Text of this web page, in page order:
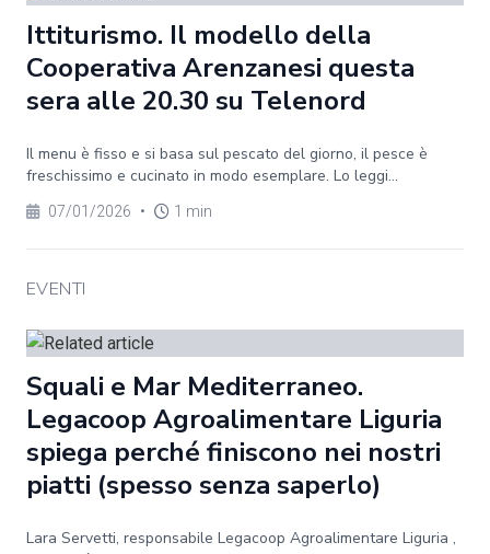
Ittiturismo. Il modello della
Cooperativa Arenzanesi questa
sera alle 20.30 su Telenord
Il menu è fisso e si basa sul pescato del giorno, il pesce è
freschissimo e cucinato in modo esemplare. Lo leggi...
07/01/2026 • 1 min
EVENTI
Squali e Mar Mediterraneo.
Legacoop Agroalimentare Liguria
spiega perché finiscono nei nostri
piatti (spesso senza saperlo)
Lara Servetti, responsabile Legacoop Agroalimentare Liguria ,